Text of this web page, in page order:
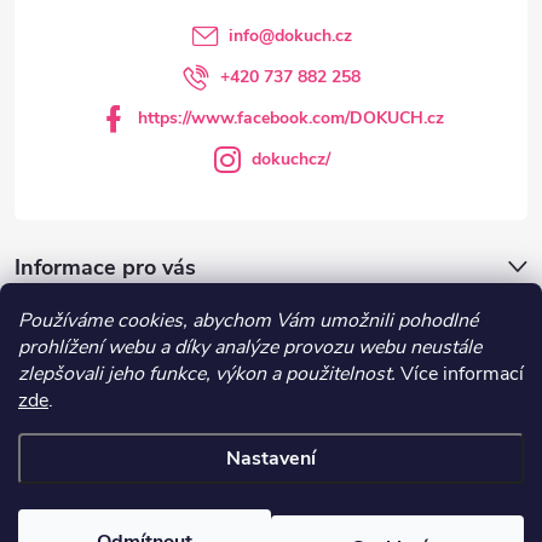
Používáme cookies, abychom Vám umožnili pohodlné
prohlížení webu a díky analýze provozu webu neustále
zlepšovali jeho funkce, výkon a použitelnost. Více informací
zde.
Nastavení
Informace pro vás
DOKUCH.cz
info@dokuch.cz
+420 737 882 258
https://www.facebook.com/DOKUCH.cz
dokuchcz/
Recepty
cookies